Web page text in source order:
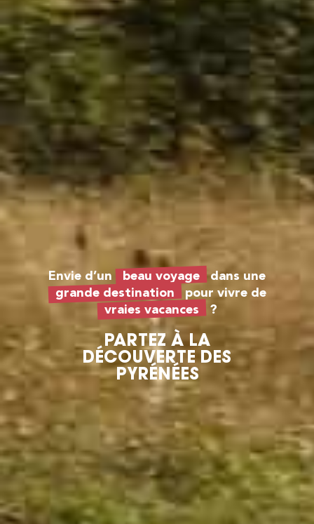
Envie d’un beau voyage dans une
grande destination
pour vivre de
vraies vacances
?
PARTEZ À LA
DÉCOUVERTE DES
PYRÉNÉES